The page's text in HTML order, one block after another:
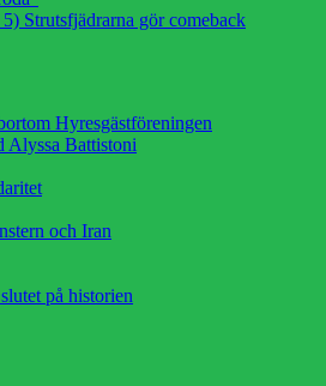
Strutsfjädrarna gör comeback
Hyresgästföreningen
Alyssa Battistoni
och Iran
på historien